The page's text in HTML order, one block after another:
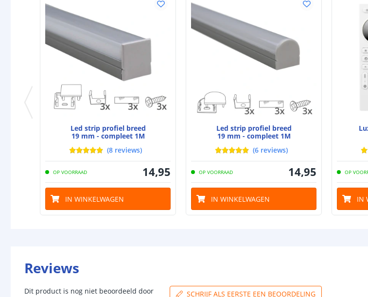
Led strip profiel breed
19 mm - compleet 1M
(8 reviews)
OP VOORRAAD 14,95
IN WINKELWAGEN
Led strip profiel breed
19 mm - compleet 1M
(6 reviews)
OP VOORRAAD 14,95
IN WINKELWAGEN
OP
IN
Reviews
Dit product is nog niet beoordeeld door
SCHRIJF ALS EERSTE EEN BEOORDELING